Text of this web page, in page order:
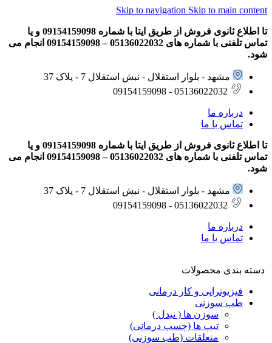
Skip to navigation Skip to main content
تا اطلاع ثانوی فروش از طریق ایتا با شماره 09154159098 و یا
تماس تلفنی با شماره های 05136022032 – 09154159098 انجام می
شود.
مشهد - بلوار استقلال - نبش استقلال 7 - پلاک 37
05136022032 - 09154159098
درباره ما
تماس با ما
تا اطلاع ثانوی فروش از طریق ایتا با شماره 09154159098 و یا
تماس تلفنی با شماره های 05136022032 – 09154159098 انجام می
شود.
مشهد - بلوار استقلال - نبش استقلال 7 - پلاک 37
05136022032 - 09154159098
درباره ما
تماس با ما
دسته بندی محصولات
فیزیوتراپی و کار درمانی
طب سوزنی
سوزن ها ( نیدل )
تیپ ها (چسب درمانی)
متعلقات (طب سوزنی)